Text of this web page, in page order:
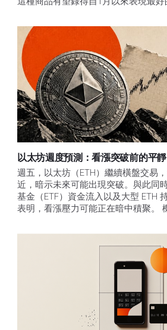
以太坊週度預測：看漲突破前的平靜
週五，以太坊（ETH）繼續橫盤交易
近，暗示未來可能出現突破。與此同
基金（ETF）資金流入以及大型 ETH
表明，看漲壓力可能正在暗中積聚。